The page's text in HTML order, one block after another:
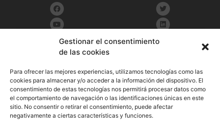
Gestionar el consentimiento
de las cookies
Para ofrecer las mejores experiencias, utilizamos tecnologías como las
cookies para almacenar y/o acceder a la información del dispositivo. El
consentimiento de estas tecnologías nos permitirá procesar datos como
el comportamiento de navegación o las identificaciones únicas en este
sitio. No consentir o retirar el consentimiento, puede afectar
negativamente a ciertas características y funciones.
Aviso Legal
Política de cookies